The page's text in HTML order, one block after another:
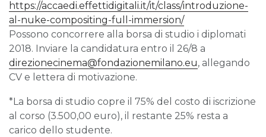
https://accaedi.effettidigitali.it/it/class/introduzione-
al-nuke-compositing-full-immersion/
Possono concorrere alla borsa di studio i diplomati
2018. Inviare la candidatura entro il 26/8 a
direzionecinema@fondazionemilano.eu, allegando
CV e lettera di motivazione.
*La borsa di studio copre il 75% del costo di iscrizione
al corso (3.500,00 euro), il restante 25% resta a
carico dello studente.